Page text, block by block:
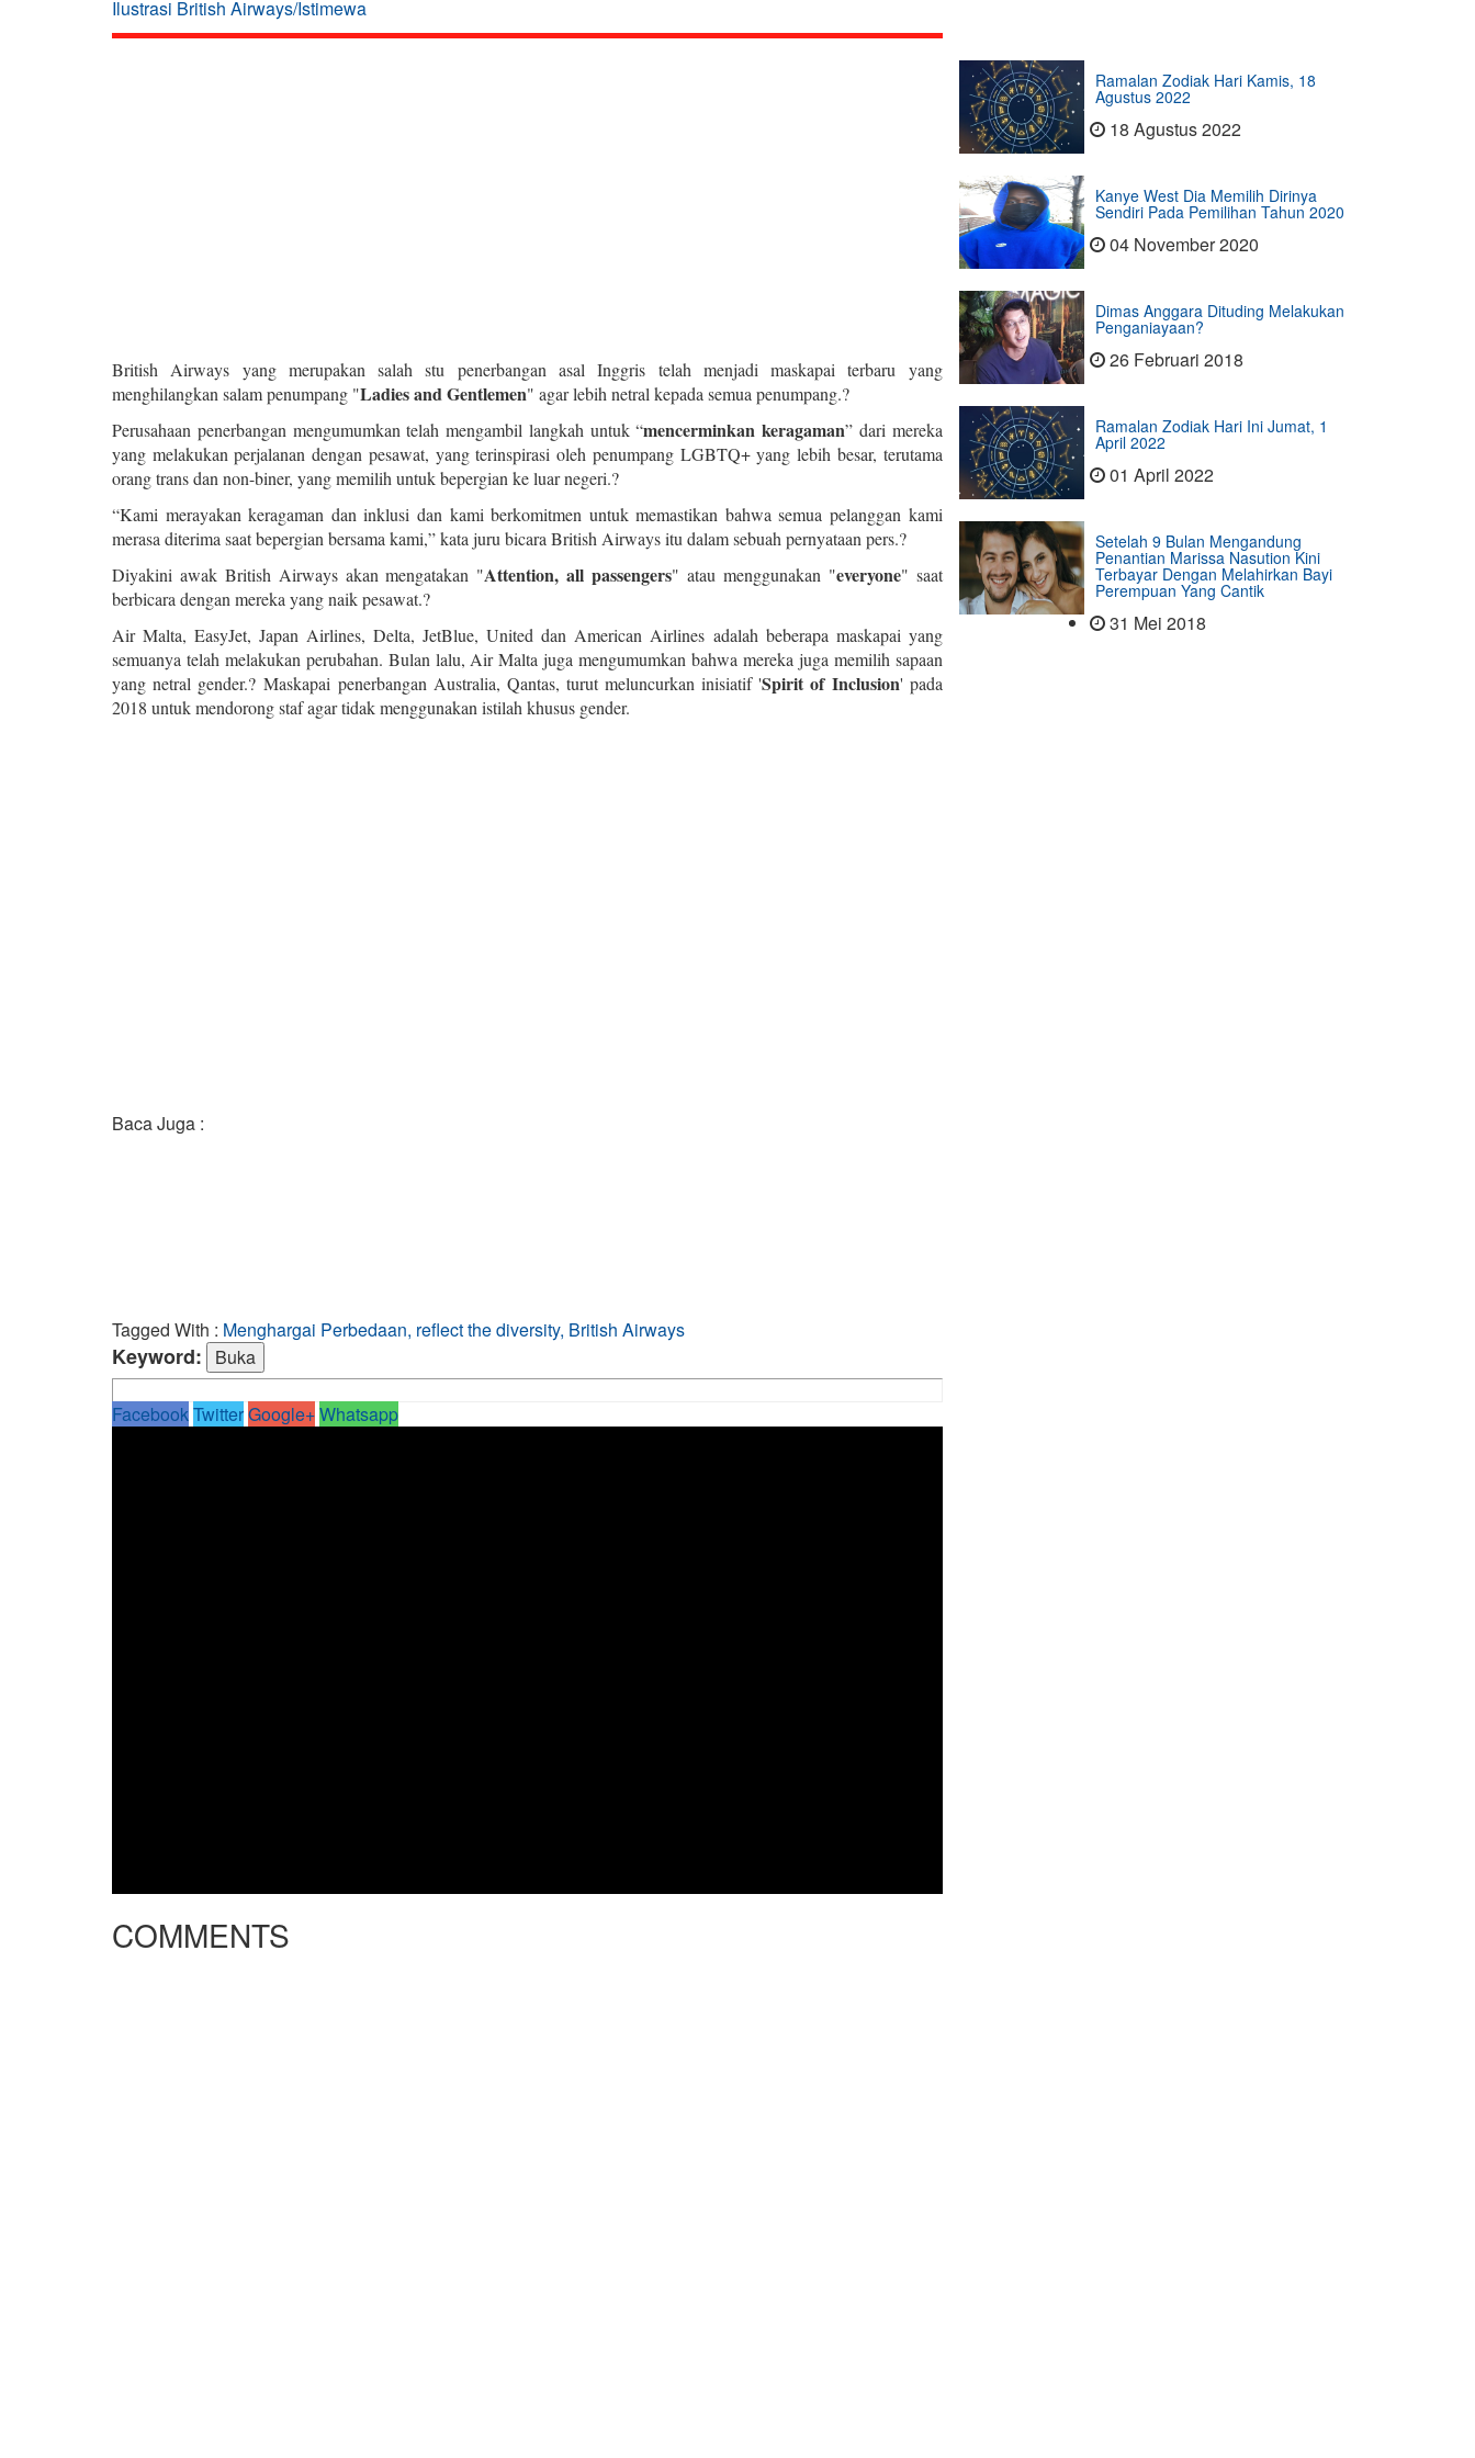
Ilustrasi British Airways/Istimewa
British Airways yang merupakan salah stu penerbangan asal Inggris telah menjadi maskapai terbaru yang
menghilangkan salam penumpang "Ladies and Gentlemen" agar lebih netral kepada semua penumpang.?
Perusahaan penerbangan mengumumkan telah mengambil langkah untuk “mencerminkan keragaman” dari mereka
yang melakukan perjalanan dengan pesawat, yang terinspirasi oleh penumpang LGBTQ+ yang lebih besar, terutama
orang trans dan non-biner, yang memilih untuk bepergian ke luar negeri.?
“Kami merayakan keragaman dan inklusi dan kami berkomitmen untuk memastikan bahwa semua pelanggan kami
merasa diterima saat bepergian bersama kami,” kata juru bicara British Airways itu dalam sebuah pernyataan pers.?
Diyakini awak British Airways akan mengatakan "Attention, all passengers" atau menggunakan "everyone" saat
berbicara dengan mereka yang naik pesawat.?
Air Malta, EasyJet, Japan Airlines, Delta, JetBlue, United dan American Airlines adalah beberapa maskapai yang
semuanya telah melakukan perubahan. Bulan lalu, Air Malta juga mengumumkan bahwa mereka juga memilih sapaan
yang netral gender.? Maskapai penerbangan Australia, Qantas, turut meluncurkan inisiatif 'Spirit of Inclusion' pada
2018 untuk mendorong staf agar tidak menggunakan istilah khusus gender.
Baca Juga :
Tagged With : Menghargai Perbedaan, reflect the diversity, British Airways
Keyword:
FacebookTwitterGoogle+Whatsapp
COMMENTS
Ramalan Zodiak Hari Kamis, 18
Agustus 2022
18 Agustus 2022
Kanye West Dia Memilih Dirinya
Sendiri Pada Pemilihan Tahun 2020
04 November 2020
Dimas Anggara Dituding Melakukan
Penganiayaan?
26 Februari 2018
Ramalan Zodiak Hari Ini Jumat, 1
April 2022
01 April 2022
Setelah 9 Bulan Mengandung
Penantian Marissa Nasution Kini
Terbayar Dengan Melahirkan Bayi
Perempuan Yang Cantik
31 Mei 2018